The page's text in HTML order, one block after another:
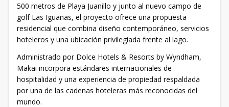
500 metros de Playa Juanillo y junto al nuevo campo de
golf Las Iguanas, el proyecto ofrece una propuesta
residencial que combina diseño contemporáneo, servicios
hoteleros y una ubicación privilegiada frente al lago.
Administrado por Dolce Hotels & Resorts by Wyndham,
Makai incorpora estándares internacionales de
hospitalidad y una experiencia de propiedad respaldada
por una de las cadenas hoteleras más reconocidas del
mundo.